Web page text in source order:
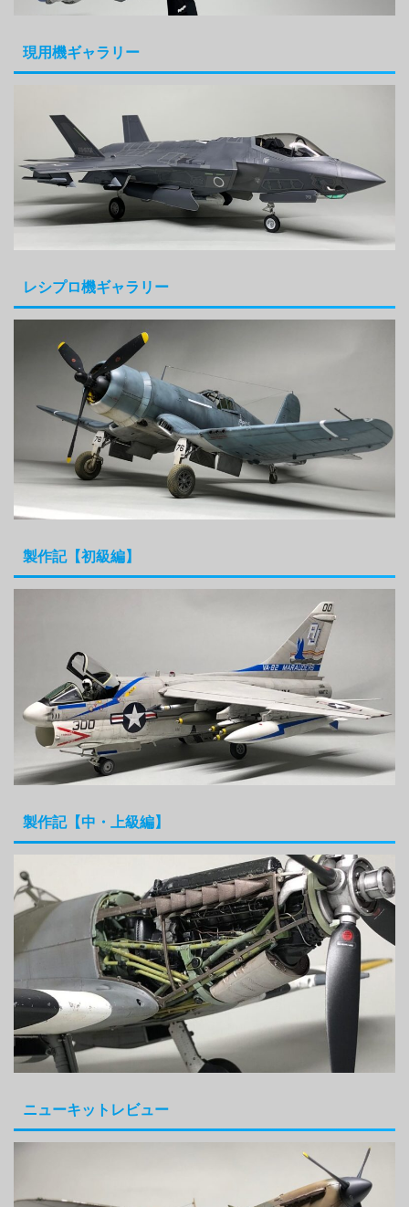
現用機ギャラリー
レシプロ機ギャラリー
製作記【初級編】
製作記【中・上級編】
ニューキットレビュー